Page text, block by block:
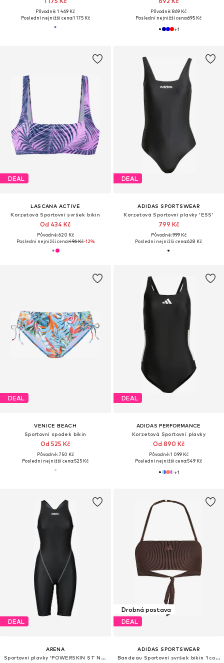
Původně: 1 469 Kč
Poslední nejnižší cena:1 175 Kč
Původně: 869 Kč
Poslední nejnižší cena:695 Kč
+1
DEAL
LASCANA ACTIVE
Korzetová Sportovní svršek bikin
Od 434 Kč
Původně: 620 Kč
Poslední nejnižší cena:496 Kč-12%
DEAL
ADIDAS SPORTSWEAR
Korzetová Sportovní plavky 'ESS'
799 Kč
Původně: 999 Kč
Poslední nejnižší cena:628 Kč
DEAL
VENICE BEACH
Sportovní spodek bikin
Od 525 Kč
Původně: 750 Kč
Poslední nejnižší cena:525 Kč
DEAL
ADIDAS PERFORMANCE
Korzetová Sportovní plavky
Od 890 Kč
Původně: 1 099 Kč
Poslední nejnižší cena:549 Kč
+1
DEAL
ARENA
Sportovní plavky 'POWERSKIN ST NEXT OB'
Drobná postava
DEAL
ADIDAS SPORTSWEAR
Bandeau Sportovní svršek bikin 'Iconisea'